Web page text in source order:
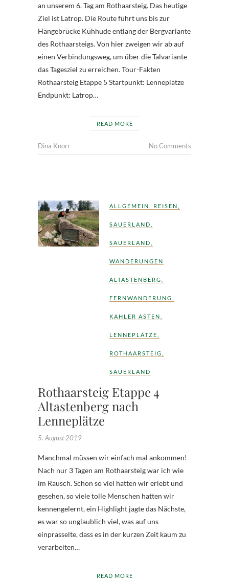
an unserem 6. Tag am Rothaarsteig. Das heutige
Ziel ist Latrop. Die Route führt uns bis zur
Hängebrücke Kühhude entlang der Bergvariante
des Rothaarsteigs. Von hier zweigen wir ab auf
einen Verbindungsweg, um über die Talvariante
das Tagesziel zu erreichen. Tour-Fakten
Rothaarsteig Etappe 5 Startpunkt: Lenneplätze
Endpunkt: Latrop…
READ MORE
Dina Knorr No Comments
ALLGEMEIN REISEN
SAUERLAND
SAUERLAND
WANDERUNGEN
ALTASTENBERG
FERNWANDERUNG
KAHLER ASTEN
LENNEPLÄTZE
ROTHAARSTEIG
SAUERLAND
Rothaarsteig Etappe 4
Altastenberg nach
Lenneplätze
5. August 2019
Manchmal müssen wir einfach mal ankommen!
Nach nur 3 Tagen am Rothaarsteig war ich wie
im Rausch. Schon so viel hatten wir erlebt und
gesehen, so viele tolle Menschen hatten wir
kennengelernt, ein Highlight jagte das Nächste,
es war so unglaublich viel, was auf uns
einprasselte, dass es in der kurzen Zeit kaum zu
verarbeiten…
READ MORE